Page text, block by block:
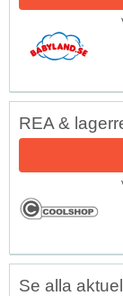
REA &
Se alla